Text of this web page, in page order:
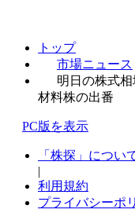
トップ
市場ニュース
明日の株式
材料株の出番
PC版を表示
「株探」につい
|
利用規約
プライバシーポ